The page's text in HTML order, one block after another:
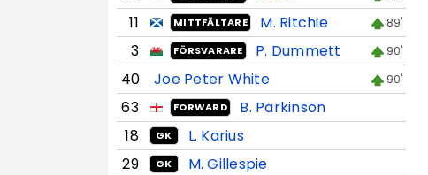
11 MITTFÄLTARE M. Ritchie 89'
3 FÖRSVARARE P. Dummett 90'
40 Joe Peter White 90'
63 FORWARD
B. Parkinson
18
GK
L. Karius
29
GK
M. Gillespie